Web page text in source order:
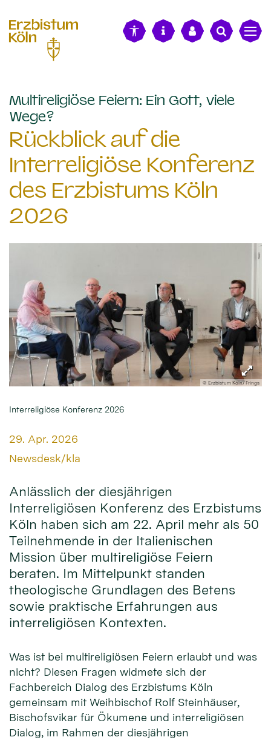
Multireligiöse Feiern: Ein Gott, viele
Wege?
Rückblick auf die
Interreligiöse Konferenz
des Erzbistums Köln
2026
© Erzbistum Köln/ Frings
Interreligiöse Konferenz 2026
Datum:
29. Apr. 2026
Von:
Newsdesk/kla
Anlässlich der diesjährigen
Interreligiösen Konferenz des Erzbistums
Köln haben sich am 22. April mehr als 50
Teilnehmende in der Italienischen
Mission über multireligiöse Feiern
beraten. Im Mittelpunkt standen
theologische Grundlagen des Betens
sowie praktische Erfahrungen aus
interreligiösen Kontexten.
Was ist bei multireligiösen Feiern erlaubt und was
nicht? Diesen Fragen widmete sich der
Fachbereich Dialog des Erzbistums Köln
gemeinsam mit Weihbischof Rolf Steinhäuser,
Bischofsvikar für Ökumene und interreligiösen
Dialog, im Rahmen der diesjährigen